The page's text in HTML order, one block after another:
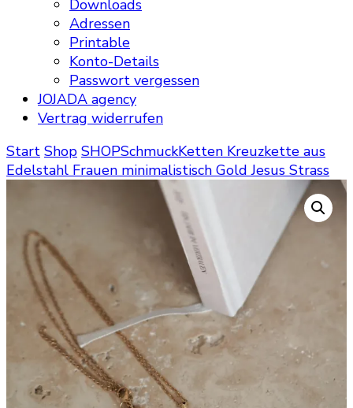
Downloads
Adressen
Printable
Konto-Details
Passwort vergessen
JOJADA agency
Vertrag widerrufen
Start Shop SHOPSchmuckKetten Kreuzkette aus
Edelstahl Frauen minimalistisch Gold Jesus Strass